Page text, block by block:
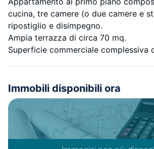
cucina, tre camere (o due camere e
ripostiglio e disimpegno.
Ampia terrazza di circa 70 mq.
Superficie commerciale complessiva
Immobili disponibili ora